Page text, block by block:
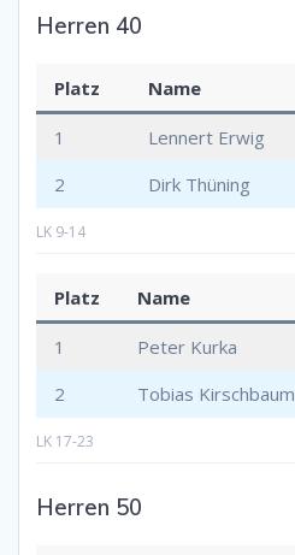
Herren 40
Platz Name
1 Lennert Erwig
2
Dirk Thüning
LK 9-14
Platz Name
1 Peter Kurka
2
Tobias Kirschbaum
LK 17-23
Herren 50